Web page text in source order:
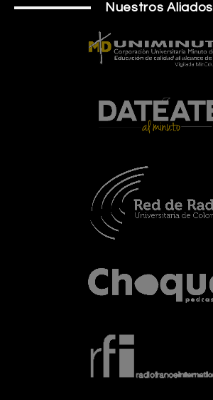
Nuestros Aliados